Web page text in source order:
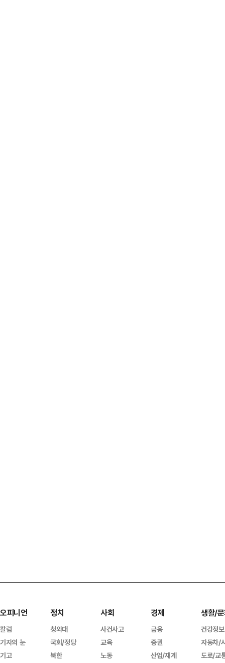
오피니언
칼럼
기자의 눈
기고
정치
청와대
국회/정당
북한
사회
사건사고
교육
노동
경제
금융
증권
산업/재계
생활/
건강정보
자동차/
도로/교